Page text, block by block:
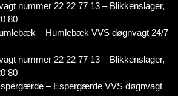
nummer 22 22 77 13 – Blikkenslager,
80
– Humlebæk VVS døgnvagt 24/7
nummer 22 22 77 13 – Blikkenslager,
80
– Espergærde VVS døgnvagt